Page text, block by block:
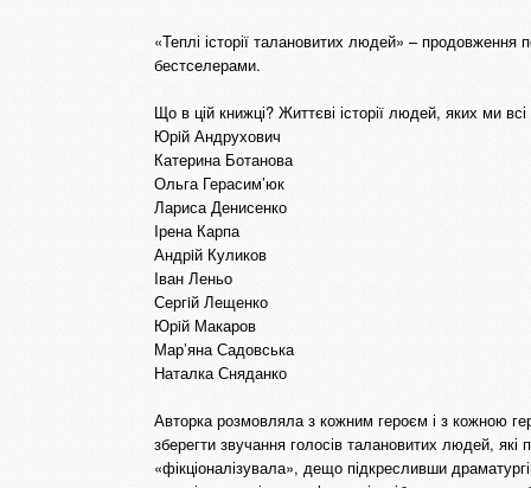
«Теплі історії талановитих людей» – продовження
бестселерами.
Що в цій книжці? Життєві історії людей, яких ми
Юрiй Андрухович
Катерина Ботанова
Ольга Герасим’юк
Лариса Денисенко
Iрена Карпа
Андрiй Куликов
Iван Леньо
Сергiй Лещенко
Юрiй Макаров
Мар’яна Садовська
Наталка Сняданко
Авторка розмовляла з кожним героєм і з кожною
зберегти звучання голосів талановитих людей,
«фікціоналізувала», дещо підкресливши